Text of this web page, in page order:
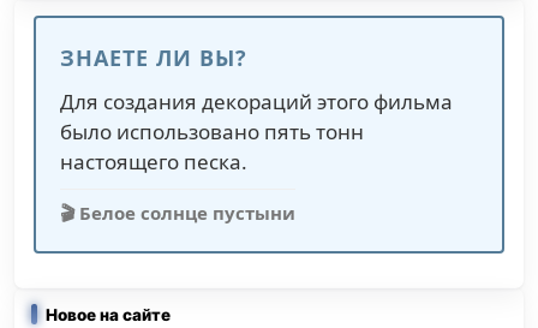
ЗНАЕТЕ ЛИ ВЫ?
Для создания декораций этого фильма
было использовано пять тонн
настоящего песка.
🎬 Белое солнце пустыни
Новое на сайте